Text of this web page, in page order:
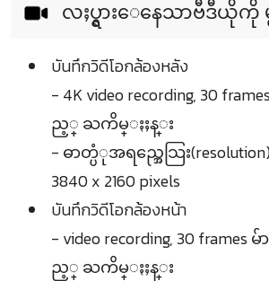
လႈပ္ရွားေနေသာဗီဒီယိုကို
บันทึกวิดีโอกล้องหลัง
- 4K video recording, 30
ည့္ ႀကိမ္ႏႈန္း
- ဓာတ္ပံုအရည္အေသြး
3840 x 2160 pixels
บันทึกวิดีโอกล้องหน้า
- video recording, 30
ည့္ ႀကိမ္ႏႈန္း